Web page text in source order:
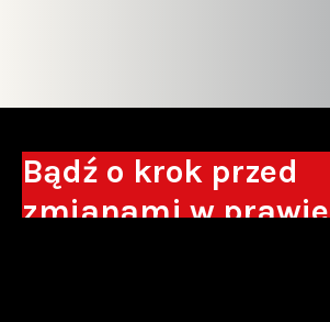
Bądź o krok przed
zmianami w prawie